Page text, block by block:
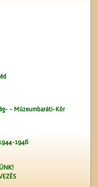
- Múzeumbaráti-Kör
1946